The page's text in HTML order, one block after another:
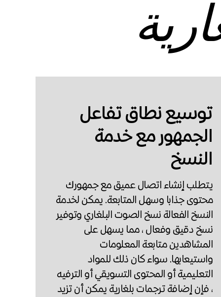
توسيع نطاق تفاعل
الجمهور مع خدمة
النسخ
يتطلب إنشاء اتصال عميق مع جمهورك
محتوى جذابا وسهل المتابعة. يمكن لخدمة
النسخ الفعالة نسخ الصوت البلغاري وتوفير
نسخ دقيق وفعال ، مما يسهل على
المشاهدين متابعة المعلومات
واستيعابها. سواء كان ذلك للمواد
التعليمية أو المحتوى التسويقي أو الترفيه
، فإن إضافة ترجمات بلغارية يمكن أن تزيد